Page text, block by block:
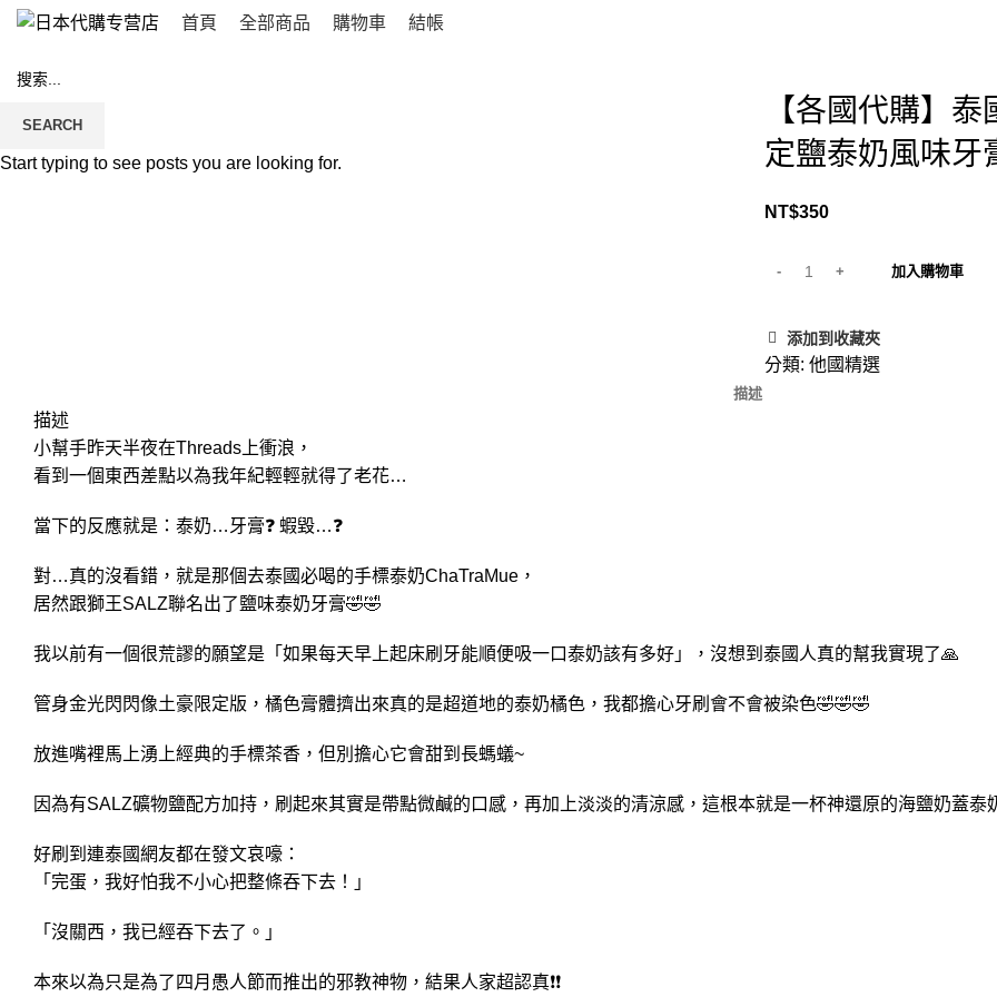
首頁 全部商品 購物車 結帳
【各國代購】
定鹽泰奶風味牙
NT$350
加入購物車
添加到收藏夾
分類: 他國精選
描述
描述
小幫手昨天半夜在Threads上衝浪，
看到一個東西差點以為我年紀輕輕就得了老花…
當下的反應就是：泰奶…牙膏❓ 蝦毀…❓
對…真的沒看錯，就是那個去泰國必喝的手標泰奶ChaTraMue，
居然跟獅王SALZ聯名出了鹽味泰奶牙膏🤣🤣
我以前有一個很荒謬的願望是「如果每天早上起床刷牙能順便吸一口泰奶該有多好」，沒想到泰國人真的幫我實現了🙏
管身金光閃閃像土豪限定版，橘色膏體擠出來真的是超道地的泰奶橘色，我都擔心牙刷會不會被染色🤣🤣🤣
放進嘴裡馬上湧上經典的手標茶香，但別擔心它會甜到長螞蟻~
因為有SALZ礦物鹽配方加持，刷起來其實是帶點微鹹的口感，再加上淡淡的清涼感，這根本就是一杯神還原的海鹽奶蓋泰奶
好刷到連泰國網友都在發文哀嚎：
「完蛋，我好怕我不小心把整條吞下去！」
「沒關西，我已經吞下去了。」
本來以為只是為了四月愚人節而推出的邪教神物，結果人家超認真❗❗
SEARCH
Start typing to see posts you are looking for.